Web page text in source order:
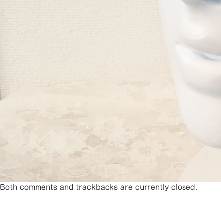
Both comments and trackbacks are currently closed.